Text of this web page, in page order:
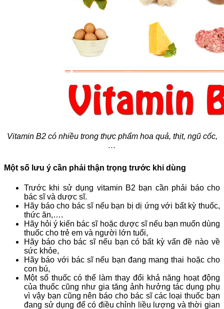
Vitamin B2 có nhiều trong thực phẩm hoa quả, thịt, ngũ cốc,
…
Một số lưu ý cần phải thận trọng trước khi dùng
Trước khi sử dụng vitamin B2 bạn cần phải báo cho
bác sĩ và dược sĩ.
Hãy báo cho bác sĩ nếu bạn bị dị ứng với bất kỳ thuốc,
thức ăn,….
Hãy hỏi ý kiến bác sĩ hoặc dược sĩ nếu bạn muốn dùng
thuốc cho trẻ em và người lớn tuổi,
Hãy báo cho bác sĩ nếu bạn có bất kỳ vấn đề nào về
sức khỏe,
Hãy báo với bác sĩ nếu bạn đang mang thai hoặc cho
con bú,
Một số thuốc có thể làm thay đổi khả năng hoạt động
của thuốc cũng như gia tăng ảnh hưởng tác dụng phụ
vì vậy bạn cũng nên báo cho bác sĩ các loại thuốc bạn
đang sử dụng để có điều chỉnh liều lượng và thời gian